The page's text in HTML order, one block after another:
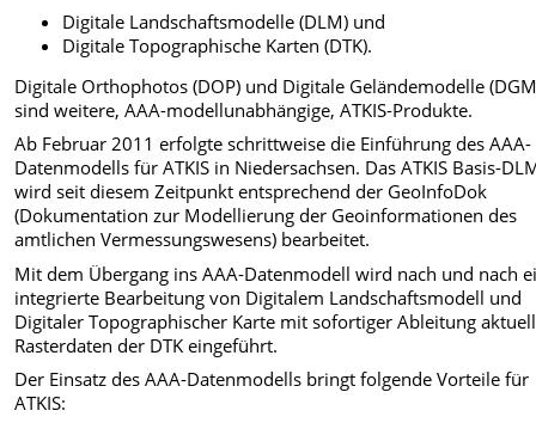
Digitale Landschaftsmodelle (DLM) und
Digitale Topographische Karten (DTK).
Digitale Orthophotos (DOP) und Digitale Geländemodelle
sind weitere, AAA-modellunabhängige, ATKIS-Produkte.
Ab Februar 2011 erfolgte schrittweise die Einführung des AAA-
Datenmodells für ATKIS in Niedersachsen. Das ATKIS Basis-
wird seit diesem Zeitpunkt entsprechend der GeoInfoDok
(Dokumentation zur Modellierung der Geoinformationen des
amtlichen Vermessungswesens) bearbeitet.
Mit dem Übergang ins AAA-Datenmodell wird nach und nach
integrierte Bearbeitung von Digitalem Landschaftsmodell und
Digitaler Topographischer Karte mit sofortiger Ableitung
Rasterdaten der DTK eingeführt.
Der Einsatz des AAA-Datenmodells bringt folgende Vorteile für
ATKIS: